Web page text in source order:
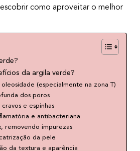
como aproveitar o melhor
da argila verde?
(especialmente na zona T)
dos poros
e espinhas
e antibacteriana
removendo impurezas
da pele
da textura e aparência